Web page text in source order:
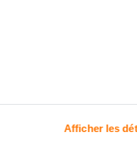
Afficher les
pour votre bien-
sommiers
tapissiers
Que vous